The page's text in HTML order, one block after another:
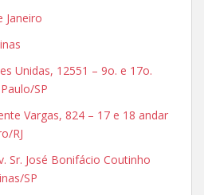
Janeiro
Unidas, 12551 – 9o. e 17o.
SP
Vargas, 824 – 17 e 18 andar
RJ
Sr. José Bonifácio Coutinho
SP